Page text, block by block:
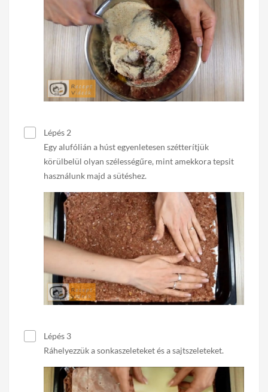
Lépés 2
Egy alufólián a húst egyenletesen szétterítjük
körülbelül olyan szélességűre, mint amekkora tepsit
használunk majd a sütéshez.
Lépés 3
Ráhelyezzük a sonkaszeleteket és a sajtszeleteket.